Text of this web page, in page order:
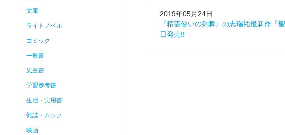
2019年05月24日
『精霊使いの剣舞』の志瑞祐最新作
日発売!!
文庫
ライトノベル
コミック
一般書
児童書
学習参考書
生活・実用書
雑誌・ムック
映画